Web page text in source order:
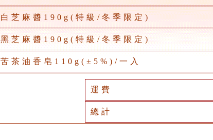
白芝麻醬190g(特級/冬季限定)
黑芝麻醬190g(特級/冬季限定)
苦茶油香皂110g(±5%)/一入
運費
總計